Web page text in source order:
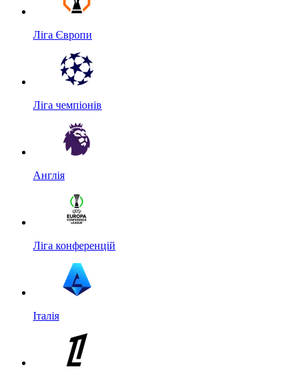
Ліга Європи
Ліга чемпіонів
Англія
Ліга конференцій
Італія